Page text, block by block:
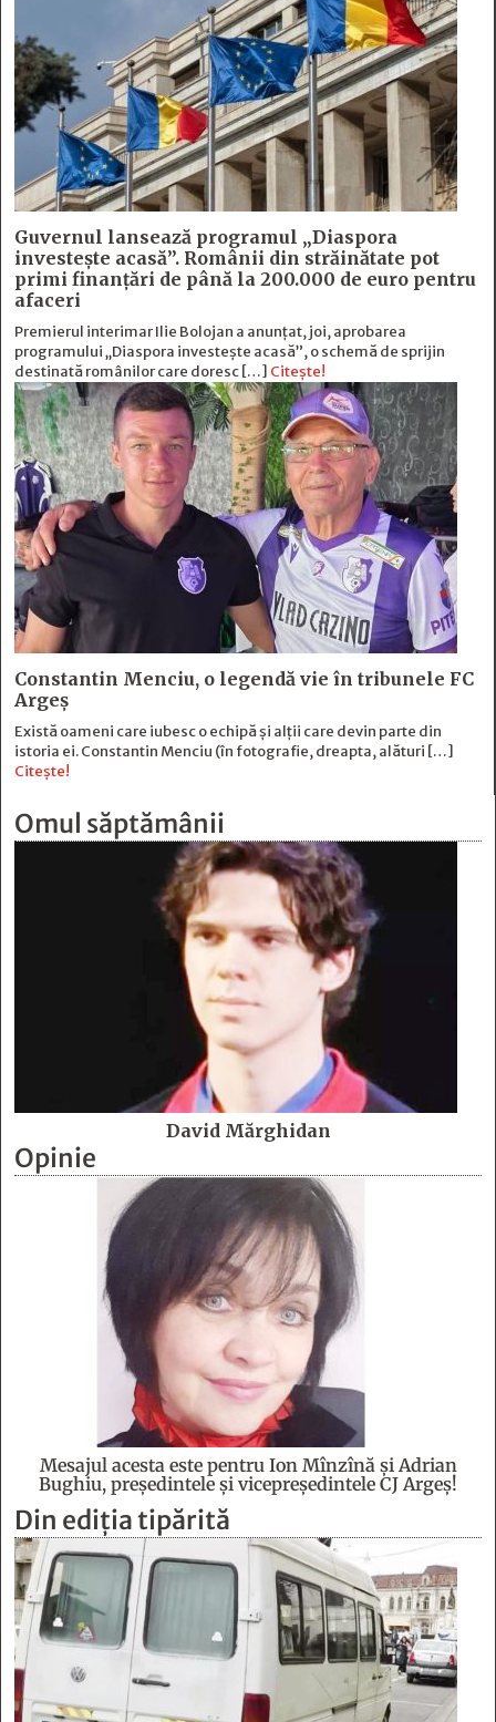
Guvernul lansează programul „Diaspora
investește acasă”. Românii din străinătate pot
primi finanțări de până la 200.000 de euro pentru
afaceri
Premierul interimar Ilie Bolojan a anunțat, joi, aprobarea
programului „Diaspora investește acasă”, o schemă de sprijin
destinată românilor care doresc […] Citește!
Constantin Menciu, o legendă vie în tribunele FC
Argeș
Există oameni care iubesc o echipă și alţii care devin parte din
istoria ei. Constantin Menciu (în fotografie, dreapta, alături […]
Citește!
Omul săptămânii
David Mărghidan
Opinie
Mesajul acesta este pentru Ion Mînzînă şi Adrian
Bughiu, preşedintele şi vicepreşedintele CJ Argeş!
Din ediția tipărită